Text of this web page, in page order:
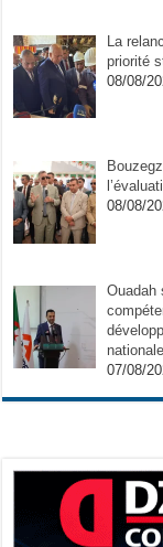
La
priorité
08/08/
08/08/
Ouadah
07/08/